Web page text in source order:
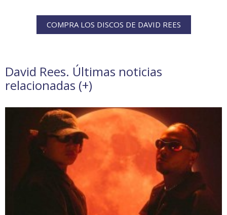
COMPRA LOS DISCOS DE DAVID REES
David Rees. Últimas noticias
relacionadas (+)